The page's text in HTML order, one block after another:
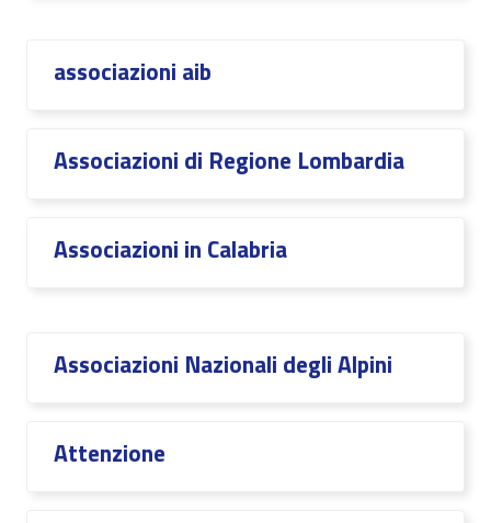
associazioni aib
Associazioni di Regione Lombardia
Associazioni in Calabria
Associazioni Nazionali degli Alpini
Attenzione